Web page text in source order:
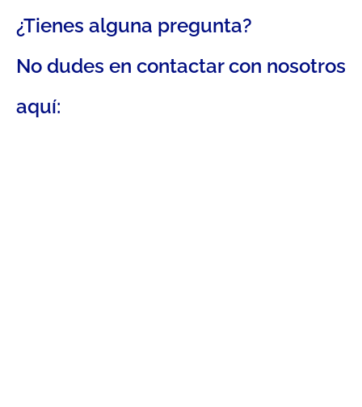
¿Tienes alguna pregunta?
No dudes en contactar con nosotros
aquí: